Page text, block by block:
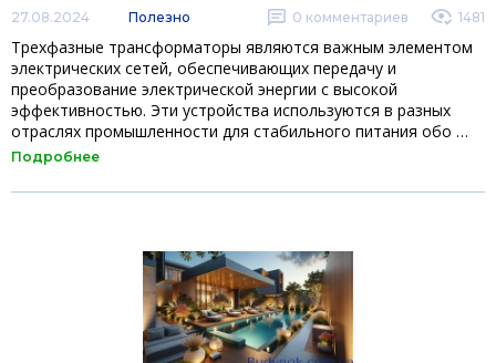
27.08.2024 Полезно 0 комментариев 1481
Трехфазные трансформаторы являются важным элементом
электрических сетей, обеспечивающих передачу и
преобразование электрической энергии с высокой
эффективностью. Эти устройства используются в разных
отраслях промышленности для стабильного питания обо …
Подробнее